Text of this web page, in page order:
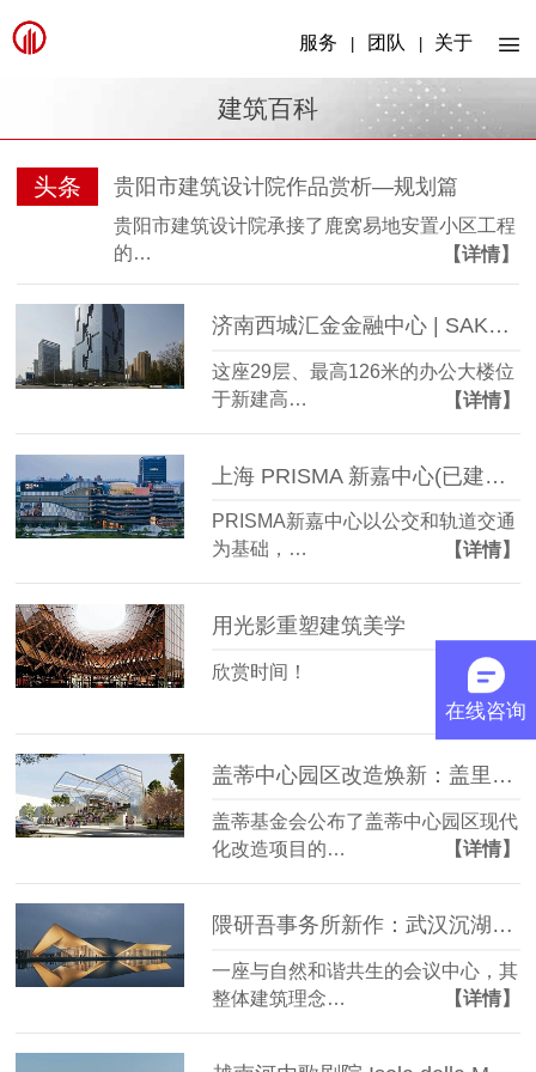
服务 团队 关于
建筑百科
头条 贵阳市建筑设计院作品赏析—规划篇
贵阳市建筑设计院承接了鹿窝易地安置小区工程
的…
【详情】
济南西城汇金金融中心 | SAKO Architects
这座29层、最高126米的办公大楼位
于新建高…
【详情】
上海 PRISMA 新嘉中心(已建成) | ECE
PRISMA新嘉中心以公交和轨道交通
为基础，…
【详情】
用光影重塑建筑美学
欣赏时间！
【详情】
盖蒂中心园区改造焕新：盖里、OLIN、WHY联手打造
盖蒂基金会公布了盖蒂中心园区现代
化改造项目的…
【详情】
隈研吾事务所新作：武汉沉湖国际小镇永久会址，“折纸”屋顶
一座与自然和谐共生的会议中心，其
整体建筑理念…
【详情】
在线咨询